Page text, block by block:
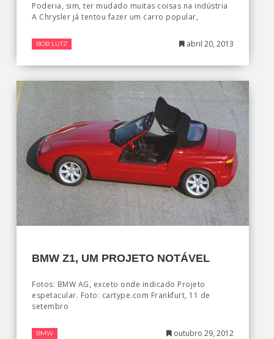
Poderia, sim, ter mudado muitas coisas na indústria
A Chrysler já tentou fazer um carro popular,
BOB LUTZ abril 20, 2013
BMW Z1, UM PROJETO NOTÁVEL
Fotos: BMW AG, exceto onde indicado Projeto
espetacular. Foto: cartype.com Frankfurt, 11 de
setembro
BMW outubro 29, 2012